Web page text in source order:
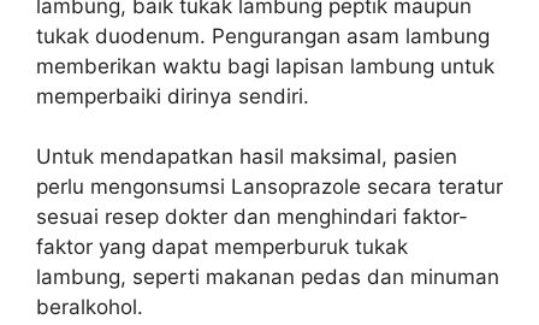
lambung, baik tukak lambung peptik maupun
tukak duodenum. Pengurangan asam lambung
memberikan waktu bagi lapisan lambung untuk
memperbaiki dirinya sendiri.
Untuk mendapatkan hasil maksimal, pasien
perlu mengonsumsi Lansoprazole secara teratur
sesuai resep dokter dan menghindari faktor-
faktor yang dapat memperburuk tukak
lambung, seperti makanan pedas dan minuman
beralkohol.